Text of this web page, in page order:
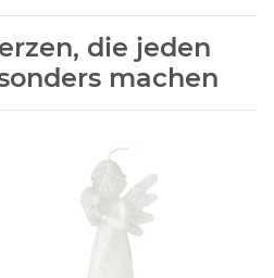
die jeden
machen